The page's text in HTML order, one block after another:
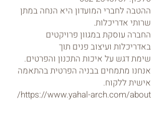
ההטבה לחברי המועדון היא הנחה במתן
שרותי אדריכלות.
החברה עוסקת במגוון פרויקטים
באדריכלות ועיצוב פנים תוך
שימת דגש על איכות התכנון והפרטים.
אנחנו מתמחים בבניה הפרטית בהתאמה
אישית ללקוח.
https://www.yahal-arch.com/about/